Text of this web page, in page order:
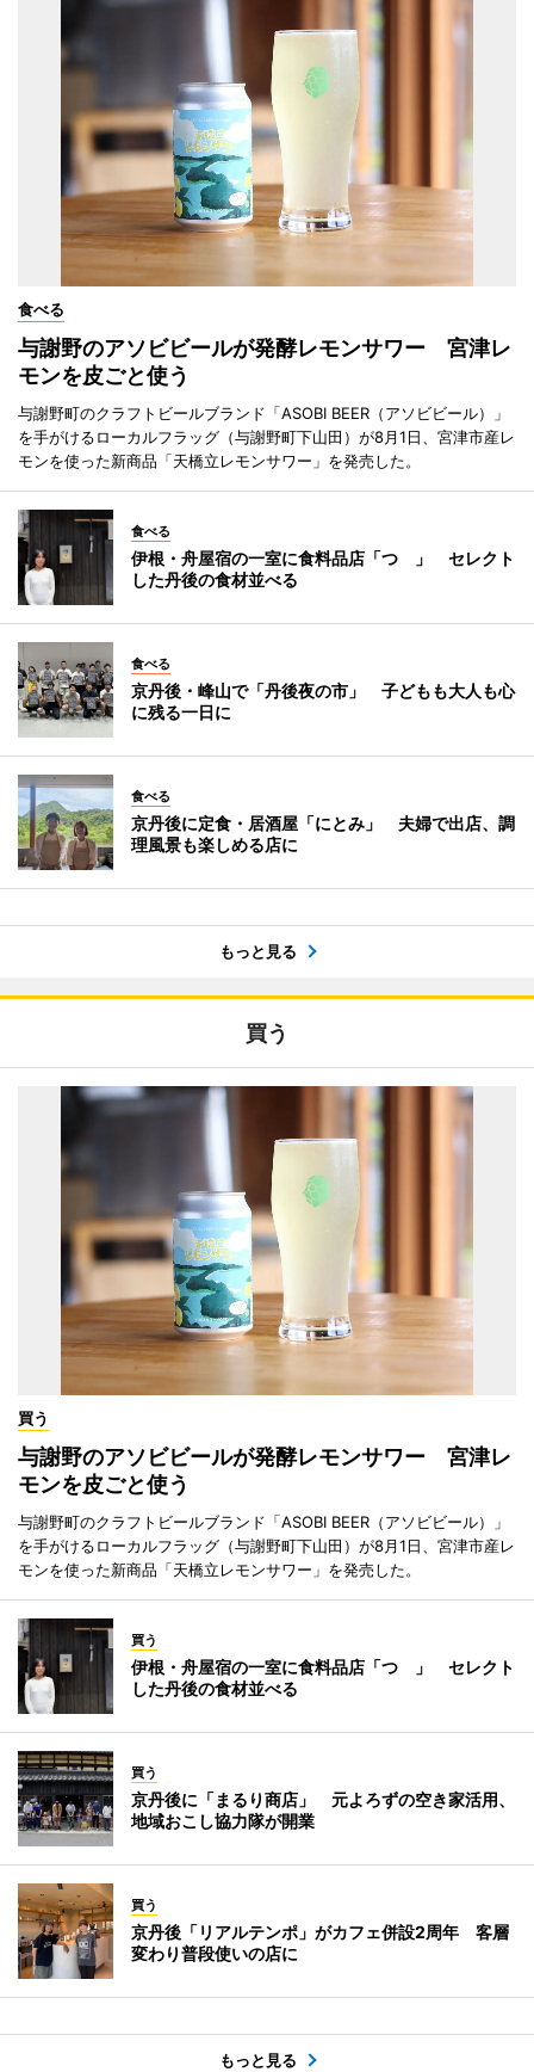
食べる
与謝野のアソビビールが発酵レモンサワー 宮津レ
モンを皮ごと使う
与謝野町のクラフトビールブランド「ASOBI BEER（アソビビール）」
を手がけるローカルフラッグ（与謝野町下山田）が8月1日、宮津市産レ
モンを使った新商品「天橋立レモンサワー」を発売した。
食べる
伊根・舟屋宿の一室に食料品店「つゝ」 セレクト
した丹後の食材並べる
食べる
京丹後・峰山で「丹後夜の市」 子どもも大人も心
に残る一日に
食べる
京丹後に定食・居酒屋「にとみ」 夫婦で出店、調
理風景も楽しめる店に
もっと見る
買う
買う
与謝野のアソビビールが発酵レモンサワー 宮津レ
モンを皮ごと使う
与謝野町のクラフトビールブランド「ASOBI BEER（アソビビール）」
を手がけるローカルフラッグ（与謝野町下山田）が8月1日、宮津市産レ
モンを使った新商品「天橋立レモンサワー」を発売した。
買う
伊根・舟屋宿の一室に食料品店「つゝ」 セレクト
した丹後の食材並べる
買う
京丹後に「まるり商店」 元よろずの空き家活用、
地域おこし協力隊が開業
買う
京丹後「リアルテンポ」がカフェ併設2周年 客層
変わり普段使いの店に
もっと見る